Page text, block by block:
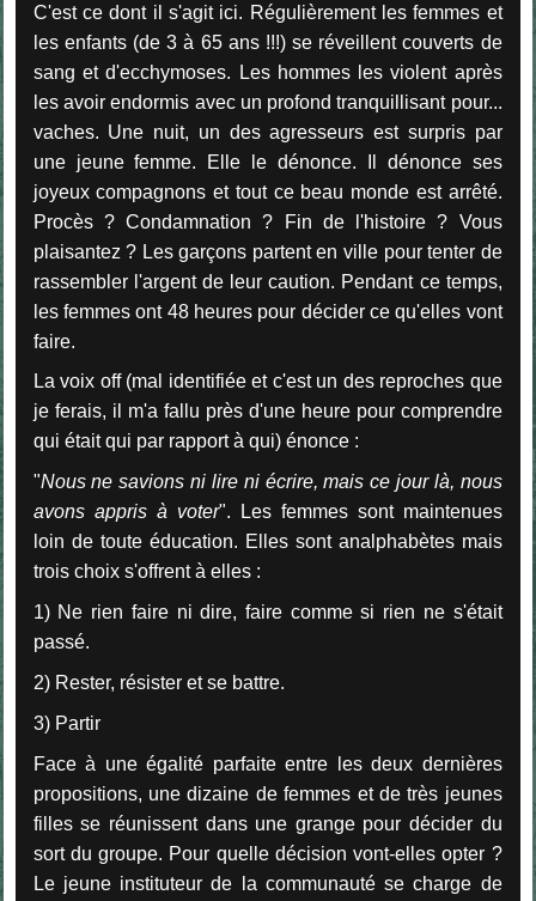
C'est ce dont il s'agit ici. Régulièrement les femmes et
les enfants (de 3 à 65 ans !!!) se réveillent couverts de
sang et d'ecchymoses. Les hommes les violent après
les avoir endormis avec un profond tranquillisant pour...
vaches. Une nuit, un des agresseurs est surpris par
une jeune femme. Elle le dénonce. Il dénonce ses
joyeux compagnons et tout ce beau monde est arrêté.
Procès ? Condamnation ? Fin de l'histoire ? Vous
plaisantez ? Les garçons partent en ville pour tenter de
rassembler l'argent de leur caution. Pendant ce temps,
les femmes ont 48 heures pour décider ce qu'elles vont
faire.
La voix off (mal identifiée et c'est un des reproches que
je ferais, il m'a fallu près d'une heure pour comprendre
qui était qui par rapport à qui) énonce :
"Nous ne savions ni lire ni écrire, mais ce jour là, nous
avons appris à voter". Les femmes sont maintenues
loin de toute éducation. Elles sont analphabètes mais
trois choix s'offrent à elles :
1) Ne rien faire ni dire, faire comme si rien ne s'était
passé.
2) Rester, résister et se battre.
3) Partir
Face à une égalité parfaite entre les deux dernières
propositions, une dizaine de femmes et de très jeunes
filles se réunissent dans une grange pour décider du
sort du groupe. Pour quelle décision vont-elles opter ?
Le jeune instituteur de la communauté se charge de